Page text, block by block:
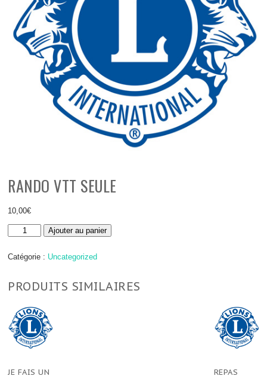
RANDO VTT SEULE
10,00€
quantité
de
VTT
seule
Ajouter au panier
Catégorie : Uncategorized
PRODUITS SIMILAIRES
JE FAIS UN
REPAS